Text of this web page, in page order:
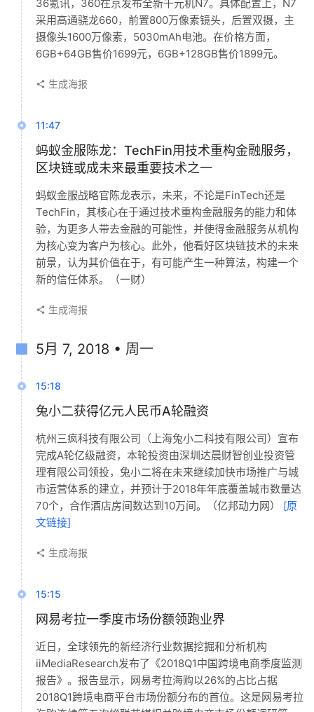
36氪讯，360在京发布全新千元机N7。具体配置上，N7
采用高通骁龙660，前置800万像素镜头，后置双摄，主
摄像头1600万像素，5030mAh电池。在价格方面，
6GB+64GB售价1699元，6GB+128GB售价1899元。
生成海报
11:47
蚂蚁金服陈龙：TechFin用技术重构金融服务，
区块链或成未来最重要技术之一
蚂蚁金服战略官陈龙表示，未来，不论是FinTech还是
TechFin，其核心在于通过技术重构金融服务的能力和体
验，为更多人带去金融的可能性，并使得金融服务从机构
为核心变为客户为核心。此外，他看好区块链技术的未来
前景，认为其价值在于，有可能产生一种算法，构建一个
新的信任体系。（一财）
生成海报
5月 7, 2018 • 周一
15:18
兔小二获得亿元人民币A轮融资
杭州三疯科技有限公司（上海兔小二科技有限公司）宣布
完成A轮亿级融资，本轮投资由深圳达晨财智创业投资管
理有限公司领投，兔小二将在未来继续加快市场推广与城
市运营体系的建立，并预计于2018年年底覆盖城市数量达
70个，合作酒店房间数达到10万间。（亿邦动力网） [原
文链接]
生成海报
15:15
网易考拉一季度市场份额领跑业界
近日，全球领先的新经济行业数据挖掘和分析机构
iiMediaResearch发布了《2018Q1中国跨境电商季度监测
报告》。报告显示，网易考拉海购以26%的占比占据
2018Q1跨境电商平台市场份额分布的首位。这是网易考拉